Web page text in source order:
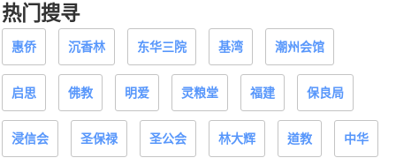
热门搜寻
惠侨 沉香林 东华三院 基湾 潮州会馆
启思 佛教 明爱 灵粮堂 福建 保良局
浸信会 圣保禄 圣公会 林大辉 道教 中华